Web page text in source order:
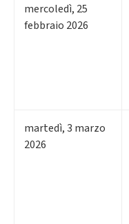
mercoledì, 25
febbraio 2026
martedì,3 marzo
2026